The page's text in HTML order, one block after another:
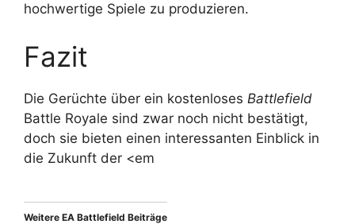
hochwertige Spiele zu produzieren.
Fazit
Die Gerüchte über ein kostenloses Battlefield
Battle Royale sind zwar noch nicht bestätigt,
doch sie bieten einen interessanten Einblick in
die Zukunft der <em
Weitere EA Battlefield Beiträge